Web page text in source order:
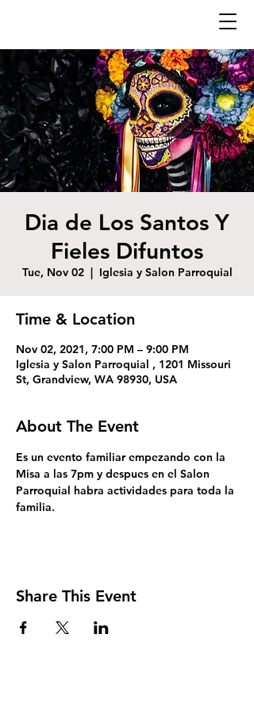
Dia de Los Santos Y
Fieles Difuntos
Tue, Nov 02
  |
Iglesia y Salon Parroquial
Time & Location
Nov 02, 2021, 7:00 PM – 9:00 PM
Iglesia y Salon Parroquial , 1201 Missouri
St, Grandview, WA 98930, USA
About The Event
Es un evento familiar empezando con la
Misa a las 7pm y despues en el Salon
Parroquial habra actividades para toda la
familia.
Share This Event